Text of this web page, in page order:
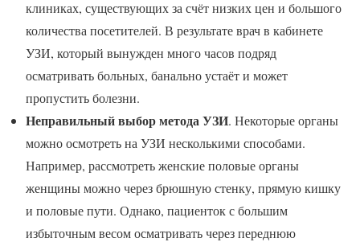
клиниках, существующих за счёт низких цен и большого
количества посетителей. В результате врач в кабинете
УЗИ, который вынужден много часов подряд
осматривать больных, банально устаёт и может
пропустить болезни.
Неправильный выбор метода УЗИ. Некоторые органы
можно осмотреть на УЗИ несколькими способами.
Например, рассмотреть женские половые органы
женщины можно через брюшную стенку, прямую кишку
и половые пути. Однако, пациенток с большим
избыточным весом осматривать через переднюю